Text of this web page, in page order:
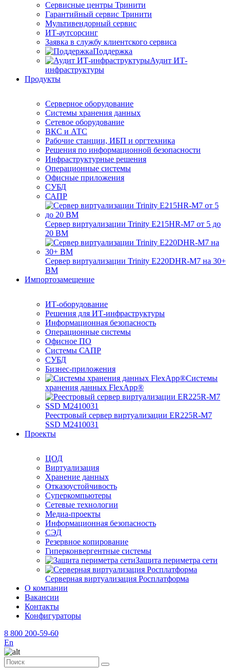
Сервисные центры Тринити
Гарантийный сервис Тринити
Мультивендорный сервис
ИТ-аутсорсинг
Заявка в службу клиентского сервиса
Поддержка
Аудит ИТ-
инфраструктуры
Продукты
Серверное оборудование
Системы хранения данных
Сетевое оборудование
ВКС и АТС
Рабочие станции, ИБП и оргтехника
Решения по информационной безопасности
Инфраструктурные решения
Операционные системы
Офисные приложения
СУБД
САПР
Сервер виртуализации Trinity E215HR-M7 от 5 до
20 ВМ
Сервер виртуализации Trinity E220DHR-M7 на 30+
ВМ
Импортозамещение
ИТ-оборудование
Решения для ИТ-инфраструктуры
Информационная безопасность
Операционные системы
Офисное ПО
Системы САПР
СУБД
Бизнес-приложения
Системы
хранения данных FlexApp®
Реестровый сервер виртуализации ER225R-M7
SSD М2410031
Проекты
ЦОД
Виртуализация
Хранение данных
Отказоустойчивость
Суперкомпьютеры
Сетевые технологии
Медиа-проекты
Информационная безопасность
СЭД
Резервное копирование
Гиперконвергентные системы
Защита периметра сети
Серверная виртуализация Росплатформа
О компании
Вакансии
Контакты
Конфигураторы
8 800 200-59-60
En